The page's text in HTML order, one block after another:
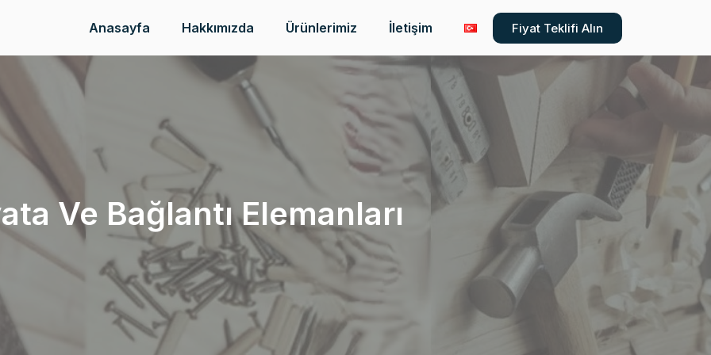
Anasayfa Hakkımızda Ürünlerimiz İletişim Fiyat Teklifi Alın
Ve Bağlantı Elemanları